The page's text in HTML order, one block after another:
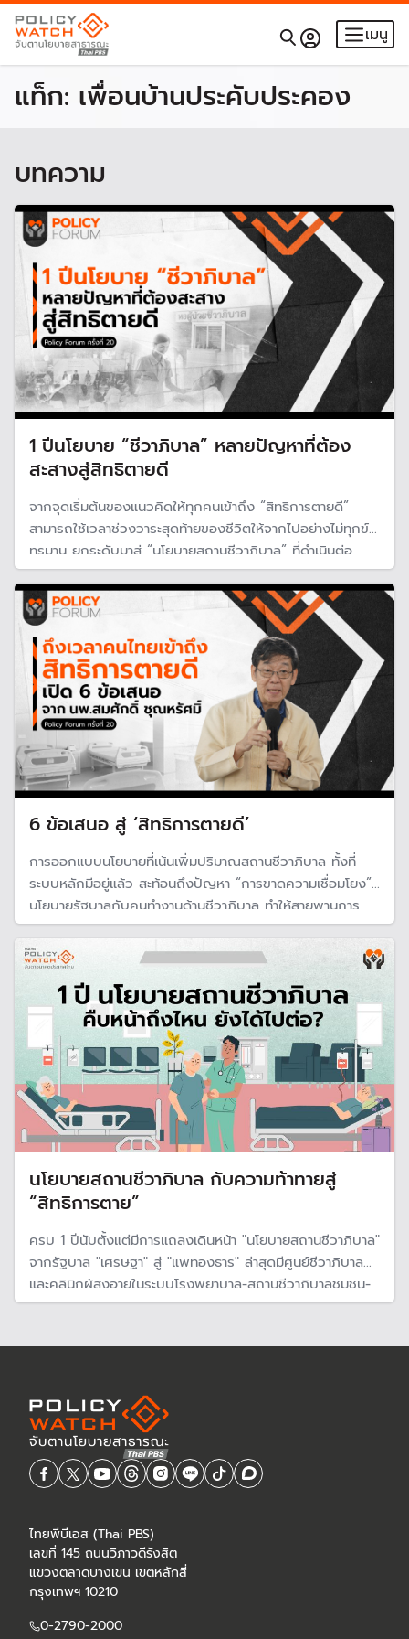
เมนู
แท็ก: เพื่อนบ้านประคับประคอง
บทความ
1 ปีนโยบาย “ชีวาภิบาล” หลายปัญหาที่ต้อง
สะสางสู่สิทธิตายดี
จากจุดเริ่มต้นของแนวคิดให้ทุกคนเข้าถึง “สิทธิการตายดี”
สามารถใช้เวลาช่วงวาระสุดท้ายของชีวิตให้จากไปอย่างไม่ทุกข์
ทรมาน ยกระดับมาสู่ “นโยบายสถานชีวาภิบาล” ที่ดำเนินต่อ
เนื่องมาถึง 2 รัฐบาล แม้จะเห็นเป็นรูปธรรมมากขึ้น แต่ยังมี
หลายปัญหาที่ยังสะดุด ต้องช่วยกันเร่งแก้เพื่อให้นโยบายเดิน
หน้าต่อได้
6 ข้อเสนอ สู่ ‘สิทธิการตายดี’
การออกแบบนโยบายที่เน้นเพิ่มปริมาณสถานชีวาภิบาล ทั้งที่
ระบบหลักมีอยู่แล้ว สะท้อนถึงปัญหา “การขาดความเชื่อมโยง”
นโยบายรัฐบาลกับคนทำงานด้านชีวาภิบาล ทำให้สายพานการ
ทำงานเต็มไปด้วยอุปสรรคและความสับสน เปิด 6 ข้อเสนอ
“นพ.สมศักดิ์ ชุณหรัศมิ์” ให้คนไทยเข้าถึงสิทธิการตายดีได้อย่าง
แท้จริง
นโยบายสถานชีวาภิบาล กับความท้าทายสู่
“สิทธิการตาย”
ครบ 1 ปีนับตั้งแต่มีการแถลงเดินหน้า "นโยบายสถานชีวาภิบาล"
จากรัฐบาล "เศรษฐา" สู่ "แพทองธาร" ล่าสุดมีศูนย์ชีวาภิบาล
และคลินิกผู้สูงอายุในระบบโรงพยาบาล-สถานชีวาภิบาลชุมชน-
บ้านชีวาภิบาลเพิ่มแล้วทั่วประเทศ Policy Watch ชวนมอง
ศักดิ์ศรีความเป็นมนุษย์
ไทยพีบีเอส (Thai PBS)
เลขที่ 145 ถนนวิภาวดีรังสิต
แขวงตลาดบางเขน เขตหลักสี่
กรุงเทพฯ 10210
0-2790-2000